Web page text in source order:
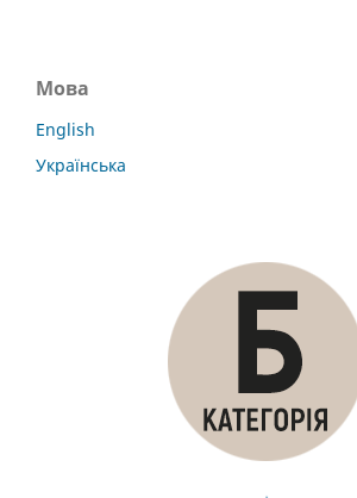
Мова
English
Українська